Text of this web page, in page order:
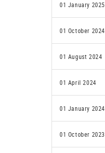
01 January 2025
01 October 2024
01 August 2024
01 April 2024
01 January 2024
01 October 2023